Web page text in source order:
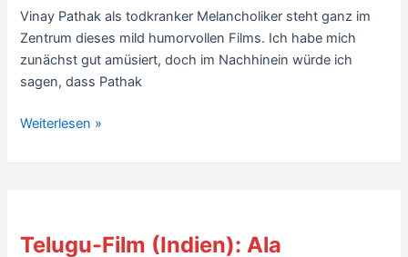
–
7
Sterne
Vinay Pathak als todkranker Melancholiker steht ganz im
Zentrum dieses mild humorvollen Films. Ich habe mich
zunächst gut amüsiert, doch im Nachhinein würde ich
sagen, dass Pathak
Rezension
Komödie
(2008,
Weiterlesen »
Telugu-Film (Indien): Ala